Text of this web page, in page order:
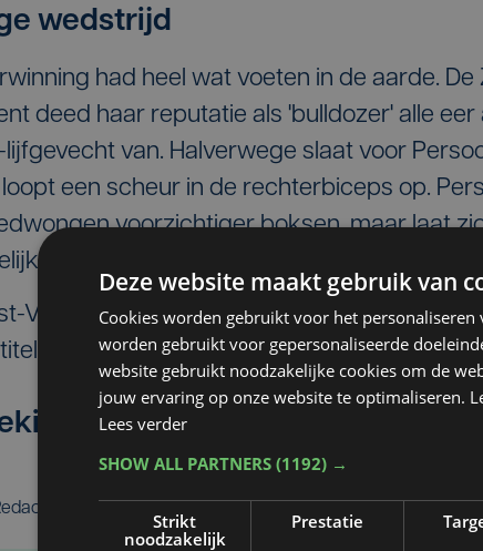
wedstrijd
had heel wat voeten in de aarde.
deed haar reputatie als 'bulldozer' alle
lijfgevecht van. Halverwege slaat voor
een scheur in de rechterbiceps op.
voorzichtiger boksen, maar laat
op punten van Bo Mi Re Shin.
Vlaamse maakt zo nog steeds kans op
tegen de Amerikaanse boksster Alycia
hier de bokskamp van
Deze website maakt gebruik van
Cookies worden gebruikt voor het
worden gebruikt voor gepersonaliseerde
website gebruikt noodzakelijke cookies om de
jouw ervaring op onze website te optimaliseren.
Lees verder
SHOW ALL PARTNERS (1192) →
Strikt
noodzakelijk
Prestatie